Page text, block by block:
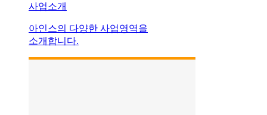
사업소개
아인스의 다양한 사업영역을
소개합니다.